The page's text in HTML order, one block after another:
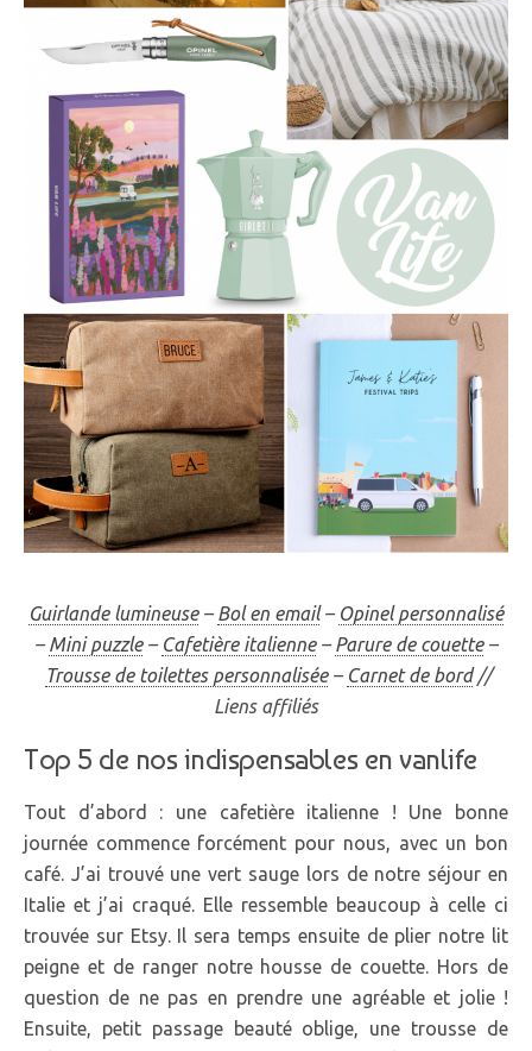
Guirlande lumineuse–Bol en email– Opinel personnalisé
–Mini puzzle– Cafetière italienne–Parure de couette–
Trousse de toilettes personnalisée– Carnet de bord//
Liens affiliés
Top 5 de nos indispensables en vanlife
Tout d’abord : une cafetière italienne ! Une bonne
journée commence forcément pour nous, avec un bon
café. J’ai trouvé une vert sauge lors de notre séjour en
Italie et j’ai craqué. Elle ressemble beaucoup à celle ci
trouvée sur Etsy. Il sera temps ensuite de plier notre lit
peigne et de ranger notre housse de couette. Hors de
question de ne pas en prendre une agréable et jolie !
Ensuite, petit passage beauté oblige, une trousse de